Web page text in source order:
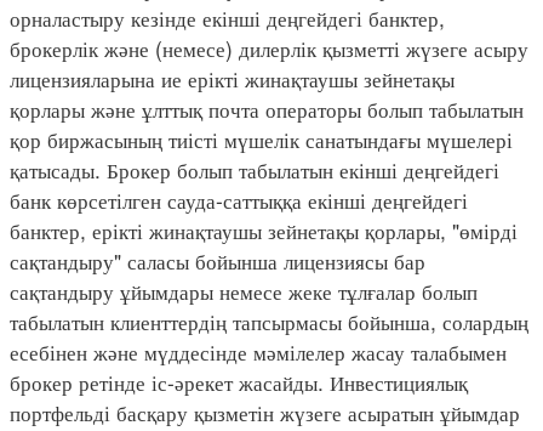
орналастыру кезінде екінші деңгейдегі банктер,
брокерлік және (немесе) дилерлік қызметті жүзеге асыру
лицензияларына ие ерікті жинақтаушы зейнетақы
қорлары және ұлттық почта операторы болып табылатын
қор биржасының тиісті мүшелік санатындағы мүшелері
қатысады. Брокер болып табылатын екінші деңгейдегі
банк көрсетілген сауда-саттыққа екінші деңгейдегі
банктер, ерікті жинақтаушы зейнетақы қорлары, "өмірді
сақтандыру" саласы бойынша лицензиясы бар
сақтандыру ұйымдары немесе жеке тұлғалар болып
табылатын клиенттердің тапсырмасы бойынша, солардың
есебінен және мүддесінде мәмілелер жасау талабымен
брокер ретінде іс-әрекет жасайды. Инвестициялық
портфельді басқару қызметін жүзеге асыратын ұйымдар